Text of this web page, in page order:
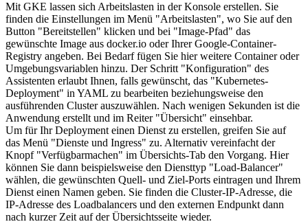
Mit GKE lassen sich Arbeitslasten in der Konsole erstellen. Sie
finden die Einstellungen im Menü "Arbeitslasten", wo Sie auf den
Button "Bereitstellen" klicken und bei "Image-Pfad" das
gewünschte Image aus docker.io oder Ihrer Google-Container-
Registry angeben. Bei Bedarf fügen Sie hier weitere Container oder
Umgebungsvariablen hinzu. Der Schritt "Konfiguration" des
Assistenten erlaubt Ihnen, falls gewünscht, das "Kubernetes-
Deployment" in YAML zu bearbeiten beziehungsweise den
ausführenden Cluster auszuwählen. Nach wenigen Sekunden ist die
Anwendung erstellt und im Reiter "Übersicht" einsehbar.
Um für Ihr Deployment einen Dienst zu erstellen, greifen Sie auf
das Menü "Dienste und Ingress" zu. Alternativ vereinfacht der
Knopf "Verfügbarmachen" im Übersichts-Tab den Vorgang. Hier
können Sie dann beispielsweise den Diensttyp "Load-Balancer"
wählen, die gewünschten Quell- und Ziel-Ports eintragen und Ihrem
Dienst einen Namen geben. Sie finden die Cluster-IP-Adresse, die
IP-Adresse des Load­balancers und den externen Endpunkt dann
nach kurzer Zeit auf der Übersichtsseite wieder.